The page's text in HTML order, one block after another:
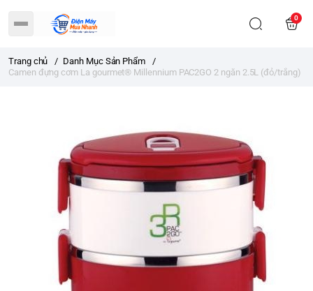
0
Trang chủ / Danh Mục Sản Phẩm
/
Camen đựng cơm La gourmet® Millennium PAC2GO 2 ngăn 2.5L (đỏ/trắng)